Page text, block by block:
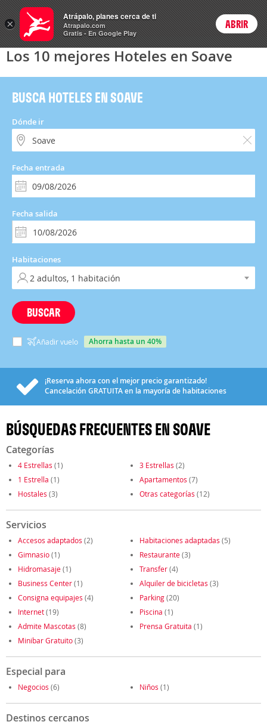
Hoteles Login
Los 10 mejores Hoteles en Soave
BUSCA HOTELES EN SOAVE
Dónde ir
Fecha entrada
Fecha salida
Habitaciones
BUSCAR
Añadir vuelo ahorra hasta un 40%
¡Reserva ahora con el mejor precio garantizado!
Cancelación GRATUITAen la mayoría de habitaciones
BÚSQUEDAS FRECUENTES EN SOAVE
Categorías
4 Estrellas (1) 3 Estrellas (2)
1 Estrella (1) Apartamentos (7)
Hostales (3) Otras categorías (12)
Servicios
Accesos adaptados (2) Habitaciones adaptadas (5)
Gimnasio(1) Restaurante(3)
Hidromasaje(1) Transfer(4)
Business Center(1) Alquiler de bicicletas (3)
Consigna equipajes (4) Parking(20)
Internet(19) Piscina (1)
Admite Mascotas (8) Prensa Gratuita (1)
Minibar Gratuito(3)
Especial para
Negocios (6) Niños (1)
Destinos cercanos
×
Atrápalo, planes cerca de ti
Atrapalo.com
Gratis - En Google Play
ABRIR